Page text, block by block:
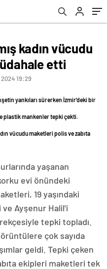
kadın vücudu
etti
19:29
yankıları sürerken İzmir'deki bir
plastik mankenler tepki çekti.
vücudu maketleri polis ve zabıta
yaşanan
evi önündeki
19 yaşındaki
Ayşenur Halil'i
tepki topladı.
çok sayıda
geldi. Tepki çeken
ekipleri maketleri tek